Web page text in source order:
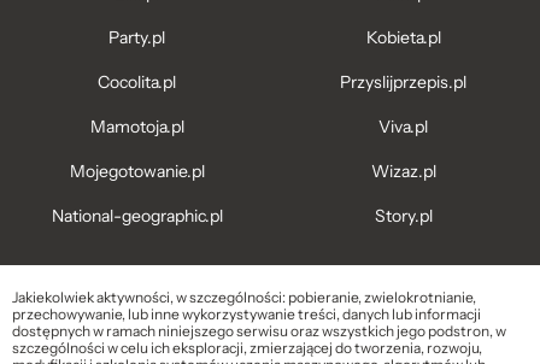
Party.pl
Cocolita.pl
Mamotoja.pl
Mojegotowanie.pl
National-geographic.pl
Kobieta.pl
Przyslijprzepis.pl
Viva.pl
Wizaz.pl
Story.pl
Jakiekolwiek aktywności, w szczególności: pobieranie, zwielokrotnianie,
przechowywanie, lub inne wykorzystywanie treści, danych lub informacji
dostępnych w ramach niniejszego serwisu oraz wszystkich jego podstron, w
szczególności w celu ich eksploracji, zmierzającej do tworzenia, rozwoju,